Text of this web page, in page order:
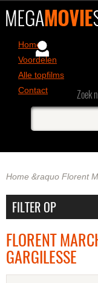
Home
Voordelen
Alle topfilms
Contact
Zoek
Home &raquo Florent
FLORENT
GARGILESSE